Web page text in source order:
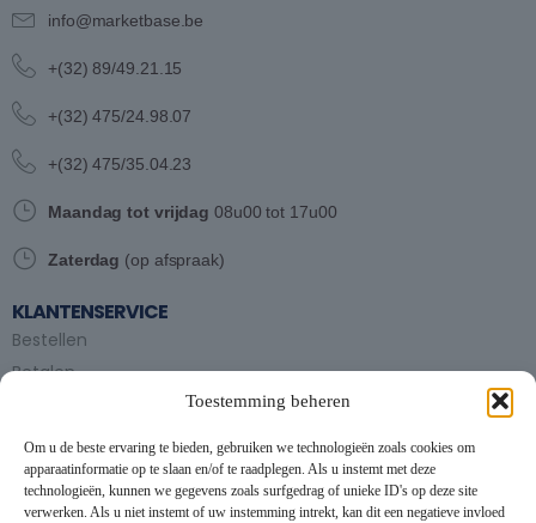
Toestemming beheren
Om u de beste ervaring te bieden, gebruiken we technologieën zoals cookies om
apparaatinformatie op te slaan en/of te raadplegen. Als u instemt met deze
technologieën, kunnen we gegevens zoals surfgedrag of unieke ID's op deze site
verwerken. Als u niet instemt of uw instemming intrekt, kan dit een negatieve invloed
info@marketbase.be
+(32) 89/49.21.15
+(32) 475/24.98.07
+(32) 475/35.04.23
Maandag tot vrijdag 08u00 tot 17u00
Zaterdag (op afspraak)
KLANTENSERVICE
Bestellen
Betalen
Partytent huren
Handleiding partytenten